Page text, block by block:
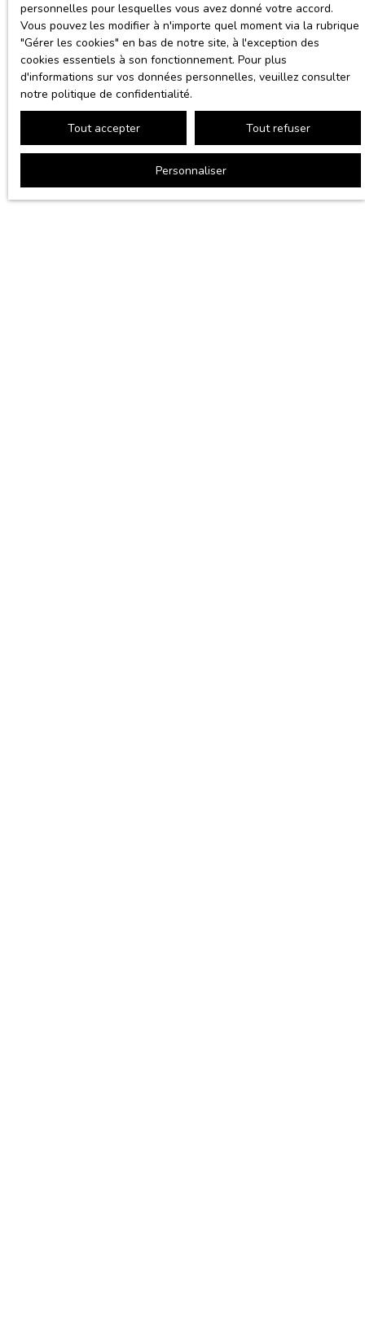
personnelles pour lesquelles vous avez donné votre accord.
Vous pouvez les modifier à n'importe quel moment via la rubrique
″Gérer les cookies″ en bas de notre site, à l'exception des
cookies essentiels à son fonctionnement. Pour plus
d'informations sur vos données personnelles, veuillez consulter
notre politique de confidentialité.
Tout accepter Tout refuser
Personnaliser